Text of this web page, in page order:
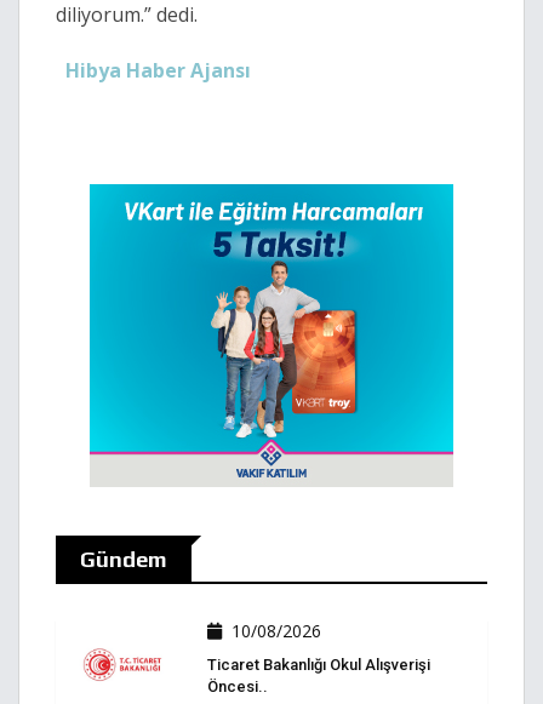
diliyorum.” dedi.
Hibya Haber Ajansı
Gündem
10/08/2026
Ticaret Bakanlığı Okul Alışverişi
Öncesi..